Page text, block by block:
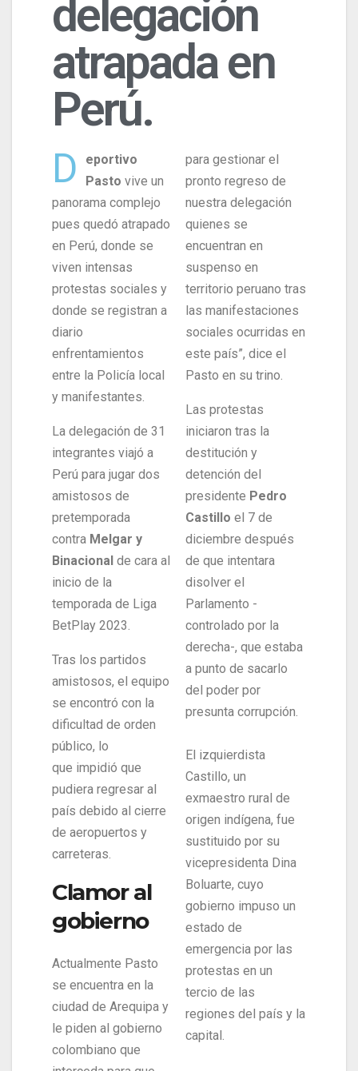
delegación
atrapada en
Perú.
D
eportivo
Pasto vive un
panorama complejo
pues quedó atrapado
en Perú, donde se
viven intensas
protestas sociales y
donde se registran a
diario
enfrentamientos
entre la Policía local
y manifestantes.
La delegación de 31
integrantes viajó a
Perú para jugar dos
amistosos de
pretemporada
contra Melgar y
Binacional de cara al
inicio de la
temporada de Liga
BetPlay 2023.
Tras los partidos
amistosos, el equipo
se encontró con la
dificultad de orden
público, lo
que impidió que
pudiera regresar al
país debido al cierre
de aeropuertos y
carreteras.
Clamor al
gobierno
Actualmente Pasto
se encuentra en la
ciudad de Arequipa y
le piden al gobierno
colombiano que
para gestionar el
pronto regreso de
nuestra delegación
quienes se
encuentran en
suspenso en
territorio peruano tras
las manifestaciones
sociales ocurridas en
este país”, dice el
Pasto en su trino.
Las protestas
iniciaron tras la
destitución y
detención del
presidente Pedro
Castillo el 7 de
diciembre después
de que intentara
disolver el
Parlamento -
controlado por la
derecha-, que estaba
a punto de sacarlo
del poder por
presunta corrupción.
El izquierdista
Castillo, un
exmaestro rural de
origen indígena, fue
sustituido por su
vicepresidenta Dina
Boluarte, cuyo
gobierno impuso un
estado de
emergencia por las
protestas en un
tercio de las
regiones del país y la
capital.